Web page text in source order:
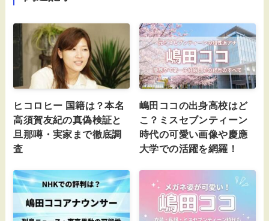
ヒコロヒー 国籍は？本名
高須賀友紀の真偽検証と
旦那噂・実家まで徹底調
査
嶋田ココの出身高校はど
こ？ミスセブンティーン
時代の可愛い画像や慶應
大学での活躍を網羅！